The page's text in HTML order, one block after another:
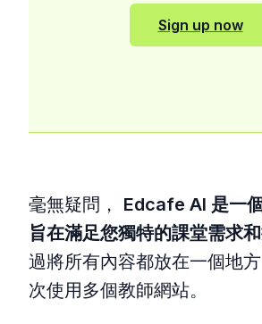
Sign up now
毫無疑問， Edcafe AI 是一
旨在滿足您獨特的課堂需求
過將所有內容都放在一個地
次使用多個教師網站。